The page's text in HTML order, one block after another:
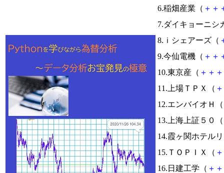
6.稲畑産業（ ＋ ＋
7.ダイキョーニシ
8.ｉシェアーズ（
9.今仙電機（ ＋ ＋
10.東京産（ ＋ ＋ ＋
11.上場ＴＰＸ（ ＋
12.エンバイオＨ（
13.上海上証５０（
14.霞ヶ関ホテル
15.ＴＯＰＩＸ（ ＋
16.日建工学（ ＋ ＋